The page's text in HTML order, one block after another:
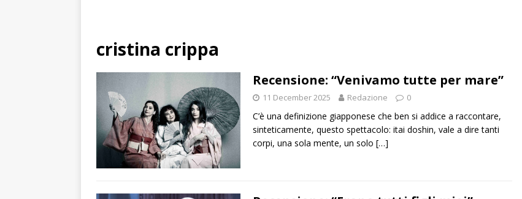
cristina crippa
Recensione: “Venivamo tutte per mare”
11 December 2025 Redazione 0
C’è una definizione giapponese che ben si addice a raccontare,
sinteticamente, questo spettacolo: itai doshin, vale a dire tanti
corpi, una sola mente, un solo […]